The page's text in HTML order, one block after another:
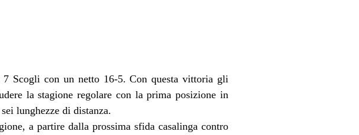
Scogli con un netto 16-5. Con questa vittoria gli
la stagione regolare con la prima posizione in
lunghezze di distanza.
a partire dalla prossima sfida casalinga contro